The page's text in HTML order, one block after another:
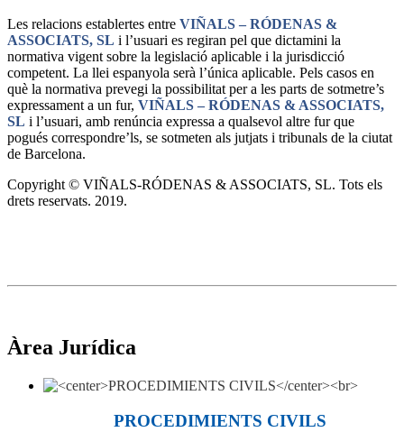
Les relacions establertes entre VIÑALS – RÓDENAS &
ASSOCIATS, SL i l’usuari es regiran pel que dictamini la
normativa vigent sobre la legislació aplicable i la jurisdicció
competent. La llei espanyola serà l’única aplicable. Pels casos en
què la normativa prevegi la possibilitat per a les parts de sotmetre’s
expressament a un fur, VIÑALS – RÓDENAS & ASSOCIATS,
SL i l’usuari, amb renúncia expressa a qualsevol altre fur que
pogués correspondre’ls, se sotmeten als jutjats i tribunals de la ciutat
de Barcelona.
Copyright © VIÑALS-RÓDENAS & ASSOCIATS, SL. Tots els
drets reservats. 2019.
Àrea Jurídica
PROCEDIMIENTS CIVILS